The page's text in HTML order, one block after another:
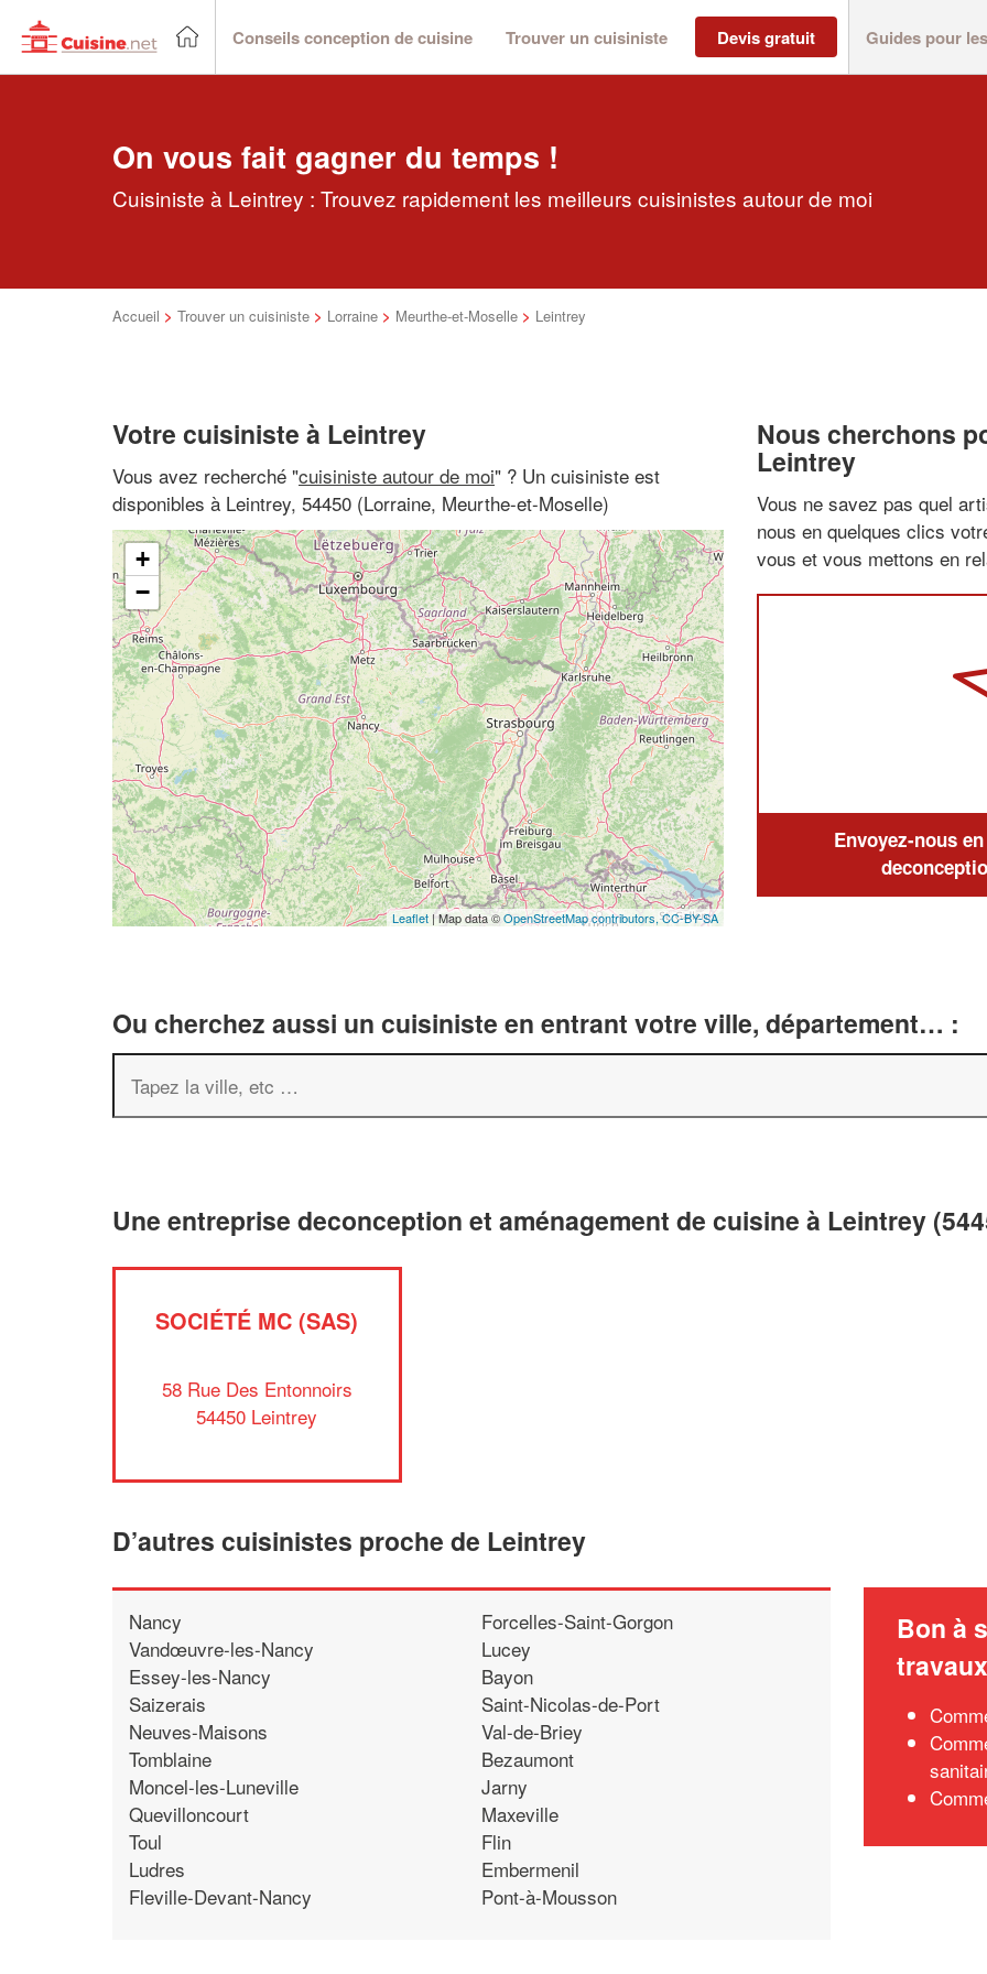
Conseils conception de cuisine Trouver un cuisiniste Devis gratuit Guides pour
On vous fait gagner du temps !
Cuisiniste à Leintrey : Trouvez rapidement les meilleurs cuisinistes autour de moi
Accueil > Trouver un cuisiniste > Lorraine > Meurthe-et-Moselle > Leintrey
Votre cuisiniste à Leintrey
Vous avez recherché "cuisiniste autour de moi" ? Un cuisiniste est
disponibles à Leintrey, 54450 (Lorraine, Meurthe-et-Moselle)
+
−
Leaflet | Map data ©OpenStreetMap contributors,CC-BY-SA
Nous cherchons
Leintrey
Vous ne savez pas quel
nous en quelques clics
vous et vous mettons en
Envoyez-nous
Ou cherchez aussi un cuisiniste en entrant votre ville, département… :
Une entreprise deconception et aménagement de cuisine à Leintrey
SOCIÉTÉ MC (SAS)
58 Rue Des Entonnoirs
54450 Leintrey
D’autres cuisinistes proche de Leintrey
Nancy
Vandœuvre-les-Nancy
Essey-les-Nancy
Saizerais
Neuves-Maisons
Tomblaine
Moncel-les-Luneville
Quevilloncourt
Toul
Ludres
Fleville-Devant-Nancy
Forcelles-Saint-Gorgon
Lucey
Bayon
Saint-Nicolas-de-Port
Val-de-Briey
Bezaumont
Jarny
Maxeville
Flin
Embermenil
Pont-à-Mousson
Bon à
travaux